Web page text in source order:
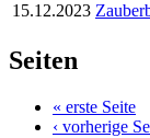
15.12.2023
Seiten
« erste Seite
‹ vorherige